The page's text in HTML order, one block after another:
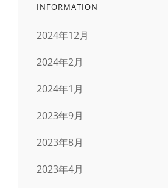
INFORMATION
2024年12月
2024年2月
2024年1月
2023年9月
2023年8月
2023年4月